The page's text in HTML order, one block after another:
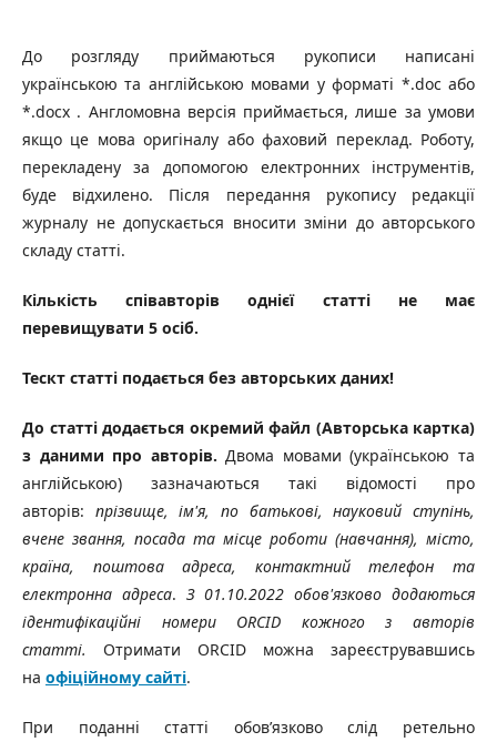
До розгляду приймаються рукописи написані
українською та англійською мовами у форматі *.doc або
*.docx . Англомовна версія приймається, лише за умови
якщо це мова оригіналу або фаховий переклад. Роботу,
перекладену за допомогою електронних інструментів,
буде відхилено. Після передання рукопису редакції
журналу не допускається вносити зміни до авторського
складу статті.
Кількість співавторів однієї статті не має
перевищувати 5 осіб.
Тескт статті подається без авторських даних!
До статті додається окремий файл (Авторська картка)
з даними про авторів. Двома мовами (українською та
англійською) зазначаються такі відомості про
авторів: прізвище, ім'я, по батькові, науковий ступінь,
вчене звання, посада та місце роботи (навчання), місто,
країна, поштова адреса, контактний телефон та
електронна адреса. З 01.10.2022 обов'язково додаються
ідентифікаційні номери ORCID кожного з авторів
статті.
Отримати ORCID можна зареєструвавшись
на офіційному сайті.
При поданні статті обов’язково слід ретельно